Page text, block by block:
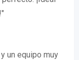
un equipo muy